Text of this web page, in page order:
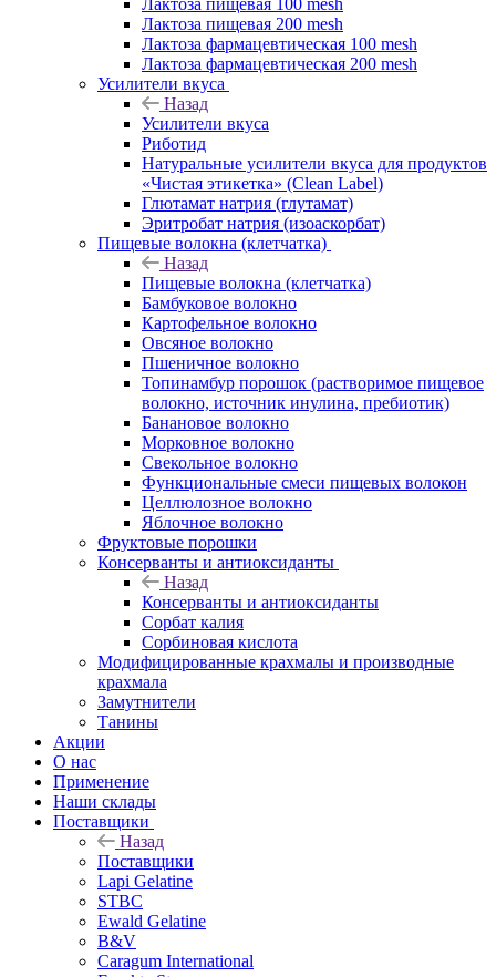
Лактоза пищевая 200 mesh
Лактоза фармацевтическая 100 mesh
Лактоза фармацевтическая 200 mesh
Усилители вкуса
Назад
Усилители вкуса
Риботид
Натуральные усилители вкуса для продуктов
«Чистая этикетка» (Clean Label)
Глютамат натрия (глутамат)
Эритробат натрия (изоаскорбат)
Пищевые волокна (клетчатка)
Назад
Пищевые волокна (клетчатка)
Бамбуковое волокно
Картофельное волокно
Овсяное волокно
Пшеничное волокно
Топинамбур порошок (растворимое пищевое
волокно, источник инулина, пребиотик)
Банановое волокно
Морковное волокно
Свекольное волокно
Функциональные смеси пищевых волокон
Целлюлозное волокно
Яблочное волокно
Фруктовые порошки
Консерванты и антиоксиданты
Назад
Консерванты и антиоксиданты
Сорбат калия
Сорбиновая кислота
Модифицированные крахмалы и производные
крахмала
Замутнители
Танины
Акции
О нас
Применение
Наши склады
Поставщики
Назад
Поставщики
Lapi Gelatine
STBC
Ewald Gelatine
B&V
Caragum International